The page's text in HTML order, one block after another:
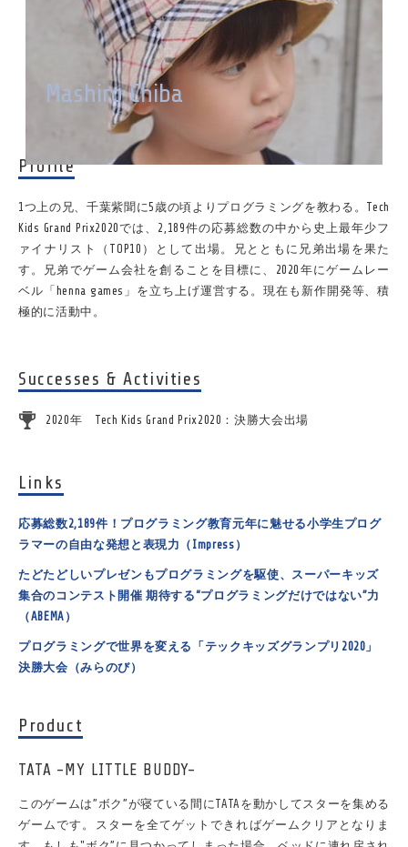
Mashiro Chiba
Profile
1つ上の兄、千葉紫聞に5歳の頃よりプログラミングを教わる。Tech
Kids Grand Prix2020では、2,189件の応募総数の中から史上最年少フ
ァイナリスト（TOP10）として出場。兄とともに兄弟出場を果た
す。兄弟でゲーム会社を創ることを目標に、2020年にゲームレー
ベル 「henna games」 を立ち上げ運営する。現在も新作開発等、積
極的に活動中。
Successes & Activities
2020年 Tech Kids Grand Prix2020：決勝大会出場
Links
応募総数2,189件！プログラミング教育元年に魅せる小学生プログ
ラマーの自由な発想と表現力（Impress）
たどたどしいプレゼンもプログラミングを駆使、スーパーキッズ
集合のコンテスト開催 期待する“プログラミングだけではない”力
（ABEMA）
プログラミングで世界を変える「テックキッズグランプリ2020」
決勝大会（みらのび）
Product
TATA -MY LITTLE BUDDY-
このゲームは”ボク”が寝ている間にTATAを動かしてスターを集める
ゲームです。スターを全てゲットできればゲームクリアとなりま